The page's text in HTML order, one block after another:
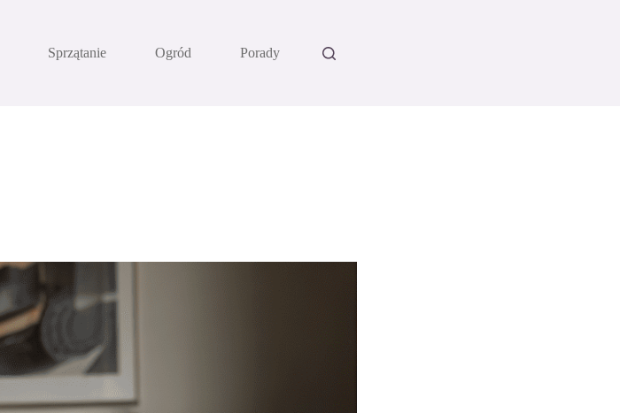
Sprzątanie Ogród Porady